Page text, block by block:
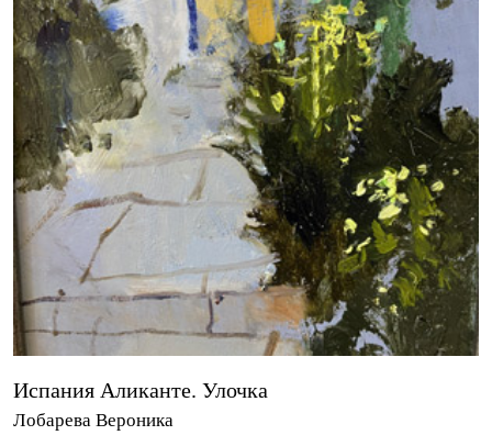
Испания Аликанте. Улочка
Лобарева Вероника